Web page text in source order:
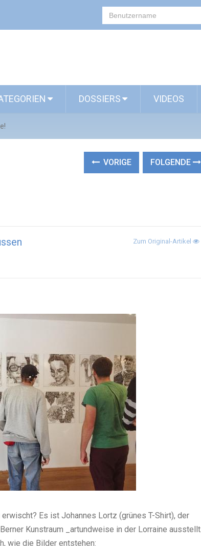
DOSSIERS VIDEOS
VORIGE FOLGENDE
Zum Original-Artikel
Es ist Johannes Lortz (grünes T-Shirt), der
Kunstraum _artundweise in der Lorraine ausstellt.
wie die Bilder entstehen: